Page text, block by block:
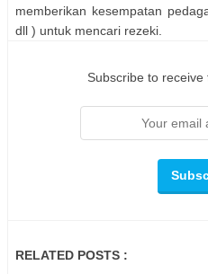
memberikan kesempatan
dll ) untuk mencari rezeki.
Subscribe to
RELATED POSTS :